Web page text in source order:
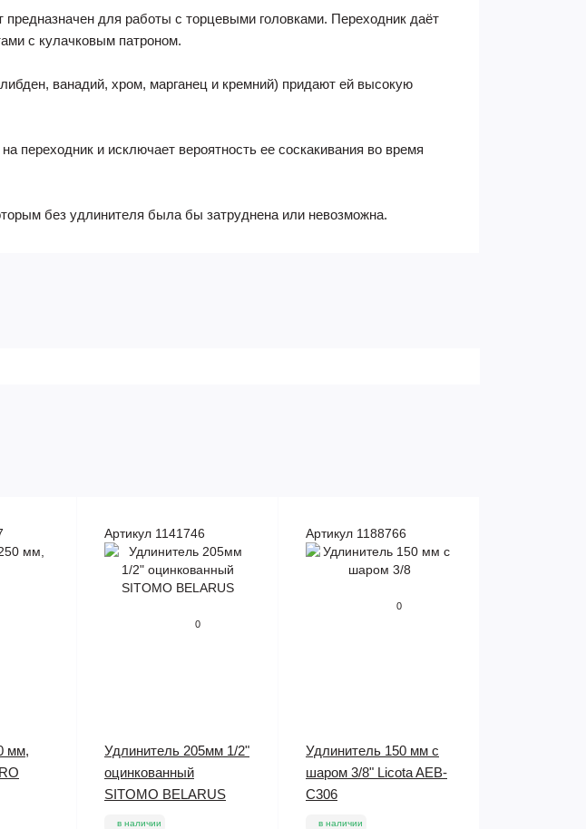
для работы с торцевыми головками. Переходник даёт
с кулачковым патроном.
ванадий, хром, марганец и кремний) придают ей высокую
переходник и исключает вероятность ее соскакивания во время
без удлинителя была бы затруднена или невозможна.
мм,
Артикул 1141746
0
Удлинитель 205мм 1/2"
оцинкованный
SITOMO BELARUS
в наличии
Артикул 1188766
0
Удлинитель 150 мм с
шаром 3/8" Licota AEB-
C306
в наличии